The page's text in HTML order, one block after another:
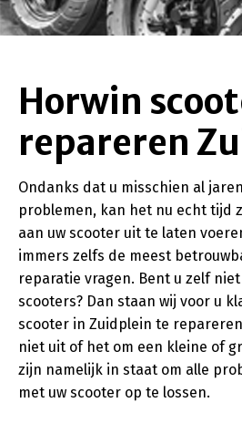
Horwin
repareren
Ondanks dat u misschien al
problemen, kan het nu echt tijd
aan uw scooter uit te laten
immers zelfs de meest
reparatie vragen. Bent u zelf
scooters? Dan staan wij voor u
scooter in Zuidplein te
niet uit of het om een kleine of
zijn namelijk in staat om alle
met uw scooter op te lossen.